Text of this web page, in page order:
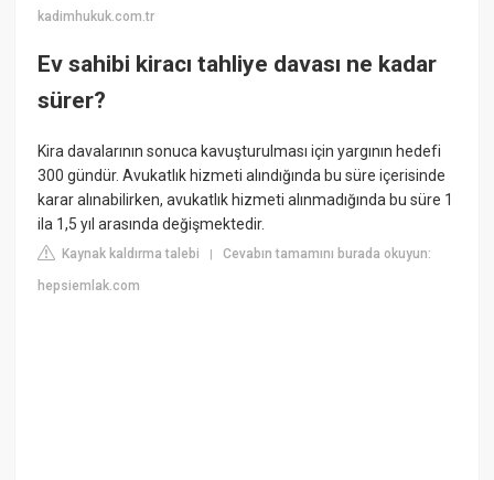
kadimhukuk.com.tr
Ev sahibi kiracı tahliye davası ne kadar
sürer?
Kira davalarının sonuca kavuşturulması için yargının hedefi
300 gündür. Avukatlık hizmeti alındığında bu süre içerisinde
karar alınabilirken, avukatlık hizmeti alınmadığında bu süre 1
ila 1,5 yıl arasında değişmektedir.
Kaynak kaldırma talebi |Cevabın tamamını burada okuyun:
hepsiemlak.com